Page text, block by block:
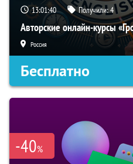
13:01:39 Получили:4
Авторские онлайн-курсы
Россия
Бесплатно
-40%